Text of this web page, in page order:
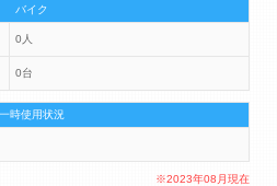
バイク
0人
0台
一時使用状況
※2023年08月現在